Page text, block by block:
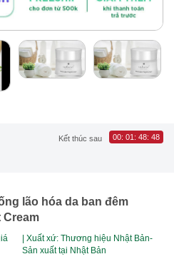
Kết thúc sau 00: 01 : 48: 47
lão hóa da ban đêm
Cream
| Xuất xứ: Thương hiệu Nhật Bản-
Sản xuất tại Nhật Bản